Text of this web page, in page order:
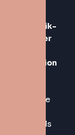
Zahnklinik-
Marke der
Generation
Türkei, die
lokalen als